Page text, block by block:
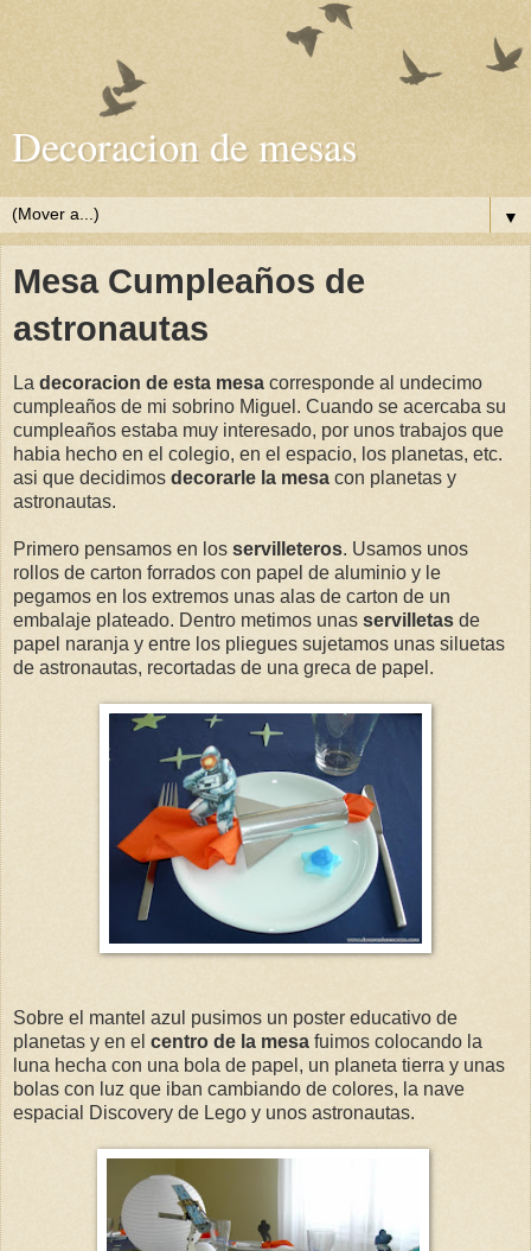
Decoracion de mesas
▼
Mesa Cumpleaños de
astronautas
La decoracion de esta mesa corresponde al undecimo
cumpleaños de mi sobrino Miguel. Cuando se acercaba su
cumpleaños estaba muy interesado, por unos trabajos que
habia hecho en el colegio, en el espacio, los planetas, etc.
asi que decidimos decorarle la mesa con planetas y
astronautas.
Primero pensamos en los servilleteros. Usamos unos
rollos de carton forrados con papel de aluminio y le
pegamos en los extremos unas alas de carton de un
embalaje plateado. Dentro metimos unas servilletas de
papel naranja y entre los pliegues sujetamos unas siluetas
de astronautas, recortadas de una greca de papel.
Sobre el mantel azul pusimos un poster educativo de
planetas y en el centro de la mesa fuimos colocando la
luna hecha con una bola de papel, un planeta tierra y unas
bolas con luz que iban cambiando de colores, la nave
espacial Discovery de Lego y unos astronautas.